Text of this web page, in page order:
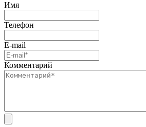
Имя
Телефон
E-mail
Комментарий